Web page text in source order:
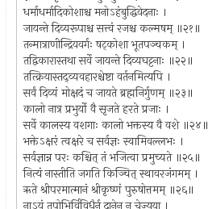
धर्माधर्मादिकोशाश्च मनोऽहंबुद्धिवेदनाः ।
जायन्ते दिव्यरूपाश्च सत्त्वं रजश्च कल्मषम् ॥२१॥
तन्मात्राणीन्द्रियवर्गः षट्कोशा भूतपञ्चकम् ।
तद्विकारास्तथा सर्वे जायन्ते दिव्यघट्टनाः ॥२२॥
तत्क्रियास्तद्व्यवहारश्चेष्टा वर्तनमित्यपि ।
सर्वं दिव्यं मोक्षदं च जायते ब्रह्मनिर्गुणम् ॥२३॥
कालो नात्र प्रभुर्यो वै सृजते हरते प्रजाः ।
सर्वे कालस्य वशगाः कालो भक्तस्य वै वशे ॥२४॥
भक्तेऽक्षरं त्वक्षरे च सर्वज्ञः स्वामिवल्लभः ।
सर्वज्ञान्न परः कश्चित् तं भजित्वा प्रमुच्यते ॥२५॥
नित्यं नास्तीति जगति किञ्चित् स्थावरजंगमम् ।
ऋते श्रीपरमात्मानं श्रीकृष्णं पुरुषोत्तमम् ॥२६॥